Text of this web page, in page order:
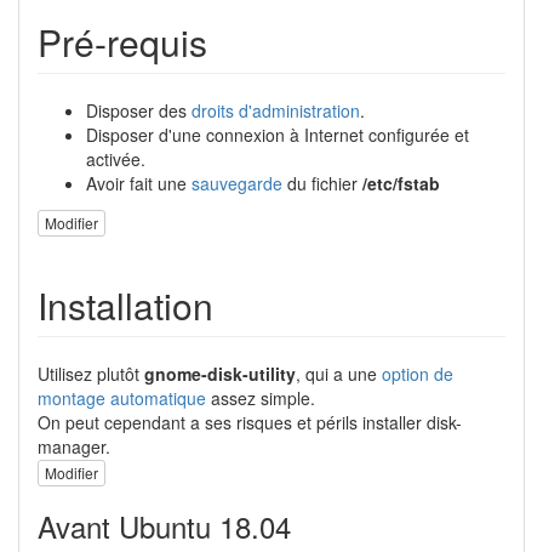
Pré-requis
Disposer des droits d'administration.
Disposer d'une connexion à Internet configurée et
activée.
Avoir fait une sauvegarde du fichier /etc/fstab
Modifier
Installation
Utilisez plutôt gnome-disk-utility, qui a une option de
montage automatique assez simple.
On peut cependant a ses risques et périls installer disk-
manager.
Modifier
Avant Ubuntu 18.04